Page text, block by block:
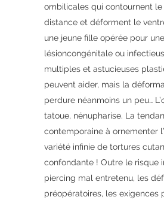
ombilicales qui contournent
distance et déforment le
une jeune fille opérée pour une
lésioncongénitale ou
multiples et astucieuses
peuvent aider, mais la
perdure néanmoins un peu…
tatoue, nénupharise. La
contemporaine à ornementer
variété infinie de tortures
confondante ! Outre le risque
piercing mal entretenu, les
préopératoires, les exigences